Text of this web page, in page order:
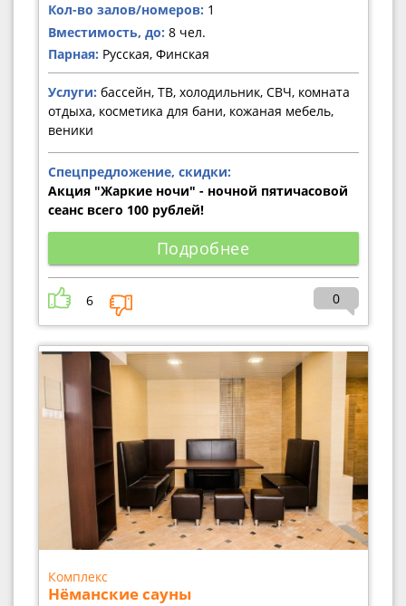
Кол-во залов/номеров: 1
Вместимость, до: 8 чел.
Парная: Русская, Финская
Услуги: бассейн, ТВ, холодильник, СВЧ, комната
отдыха, косметика для бани, кожаная мебель,
веники
Спецпредложение, скидки:
Акция "Жаркие ночи" - ночной пятичасовой
сеанс всего 100 рублей!
Подробнее
6 0
Комплекс
Нёманские сауны